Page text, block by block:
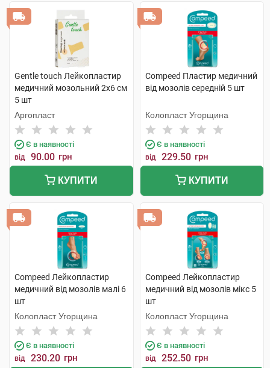
Gentle touch Лейкопластир
медичний мозольний 2х6 см
5 шт
Аргопласт
Є в наявності
від 90.00 грн
КУПИТИ
Compeed Пластир медичний
від мозолів середній 5 шт
Колопласт Угорщина
Є в наявності
від 229.50 грн
КУПИТИ
Compeed Лейкопластир
медичний від мозолів малі 6
шт
Колопласт Угорщина
Є в наявності
від 230.20 грн
Compeed Лейкопластир
медичний від мозолів мікс 5
шт
Колопласт Угорщина
Є в наявності
від 252.50 грн